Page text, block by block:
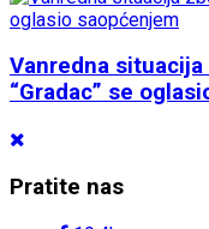
Vanredna
“Gradac” se
Pratite nas